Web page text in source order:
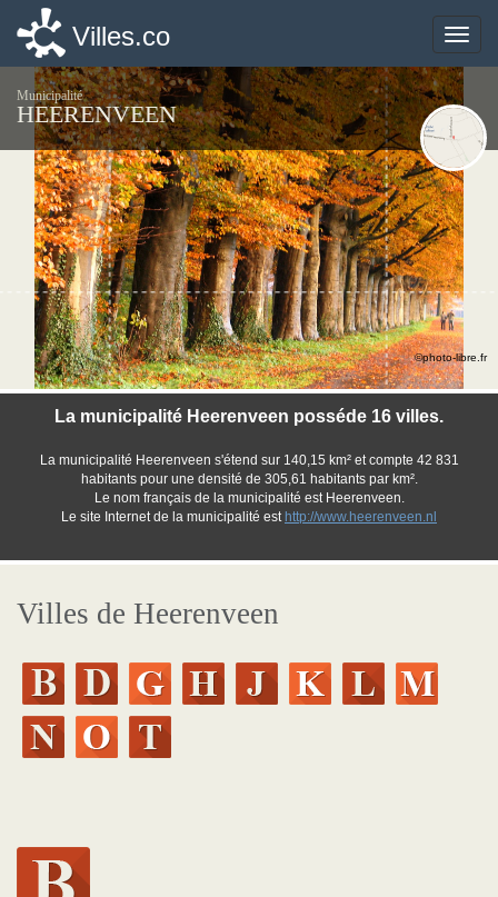
Toggle
Villes.co
Municipalité
HEERENVEEN
La municipalité Heerenveen posséde 16 villes.
La municipalité Heerenveen s'étend sur 140,15 km² et compte 42 831
habitants pour une densité de 305,61 habitants par km².
Le nom français de la municipalité est Heerenveen.
Le site Internet de la municipalité est http://www.heerenveen.nl
©photo-libre.fr
Villes de Heerenveen
Toggle
Villes.co